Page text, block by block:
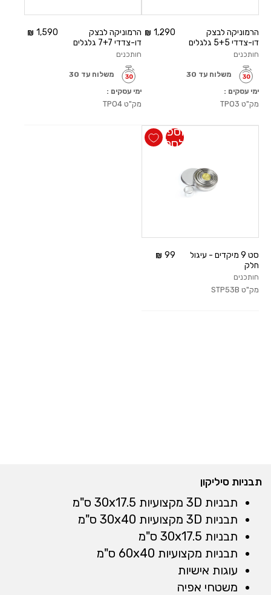
הרמוניקה לבצק
דו-צדדי 5+5 גלגלים
חותכנים
משלוח עד 30
ימי עסקים :
מק"ט TPO3
1,290
הרמוניקה לבצק
דו-צדדי 7+7 גלגלים
חותכנים
משלוח עד 30
ימי עסקים :
מק"ט TPO4
1,590
סט 9 מיקדים - עיגול
חלק
חותכנים
מק"ט STP53B
99
הוספה
לסל
תבניות סיליקון
תבניות 3D מקצועיות 30x17.5 ס"מ
תבניות 3D מקצועיות 30x40 ס"מ
תבניות 30x17.5 ס"מ
תבניות מקצועיות 60x40 ס"מ
עוגות אישיות
משטחי אפיה